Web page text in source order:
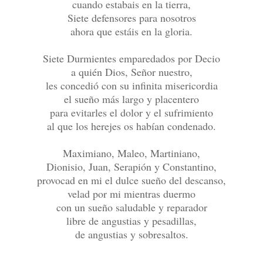
cuando estabais en la tierra,
Siete defensores para nosotros
ahora que estáis en la gloria.
Siete Durmientes emparedados por Decio
a quién Dios, Señor nuestro,
les concedió con su infinita misericordia
el sueño más largo y placentero
para evitarles el dolor y el sufrimiento
al que los herejes os habían condenado.
Maximiano, Maleo, Martiniano,
Dionisio, Juan, Serapión y Constantino,
provocad en mi el dulce sueño del descanso,
velad por mi mientras duermo
con un sueño saludable y reparador
libre de angustias y pesadillas,
de angustias y sobresaltos.